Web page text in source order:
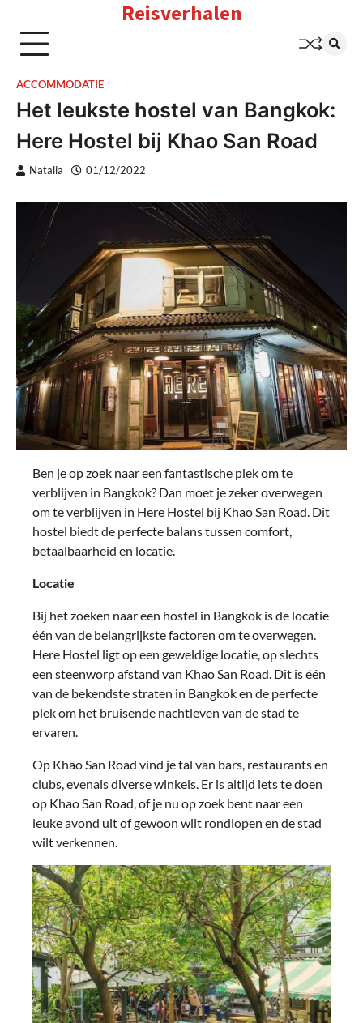
content
Reisverhalen
ACCOMMODATIE
Het leukste hostel van Bangkok:
Here Hostel bij Khao San Road
Natalia 01/12/2022
Ben je op zoek naar een fantastische plek om te
verblijven in Bangkok? Dan moet je zeker overwegen
om te verblijven in Here Hostel bij Khao San Road. Dit
hostel biedt de perfecte balans tussen comfort,
betaalbaarheid en locatie.
Locatie
Bij het zoeken naar een hostel in Bangkok is de locatie
één van de belangrijkste factoren om te overwegen.
Here Hostel ligt op een geweldige locatie, op slechts
een steenworp afstand van Khao San Road. Dit is één
van de bekendste straten in Bangkok en de perfecte
plek om het bruisende nachtleven van de stad te
ervaren.
Op Khao San Road vind je tal van bars, restaurants en
clubs, evenals diverse winkels. Er is altijd iets te doen
op Khao San Road, of je nu op zoek bent naar een
leuke avond uit of gewoon wilt rondlopen en de stad
wilt verkennen.